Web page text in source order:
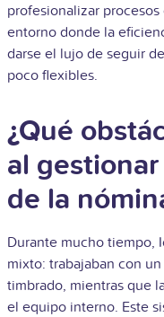
profesionalizar
entorno donde la
darse el lujo de seguir
poco flexibles.
¿Qué
al
de la
Durante mucho tiempo,
mixto: trabajaban con
timbrado, mientras que
el equipo interno. Este